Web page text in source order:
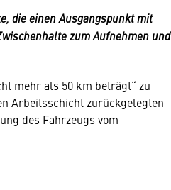
die einen Ausgangspunkt mit
zum Aufnehmen und
mehr als 50 km beträgt“ zu
Arbeitsschicht zurückgelegten
des Fahrzeugs vom